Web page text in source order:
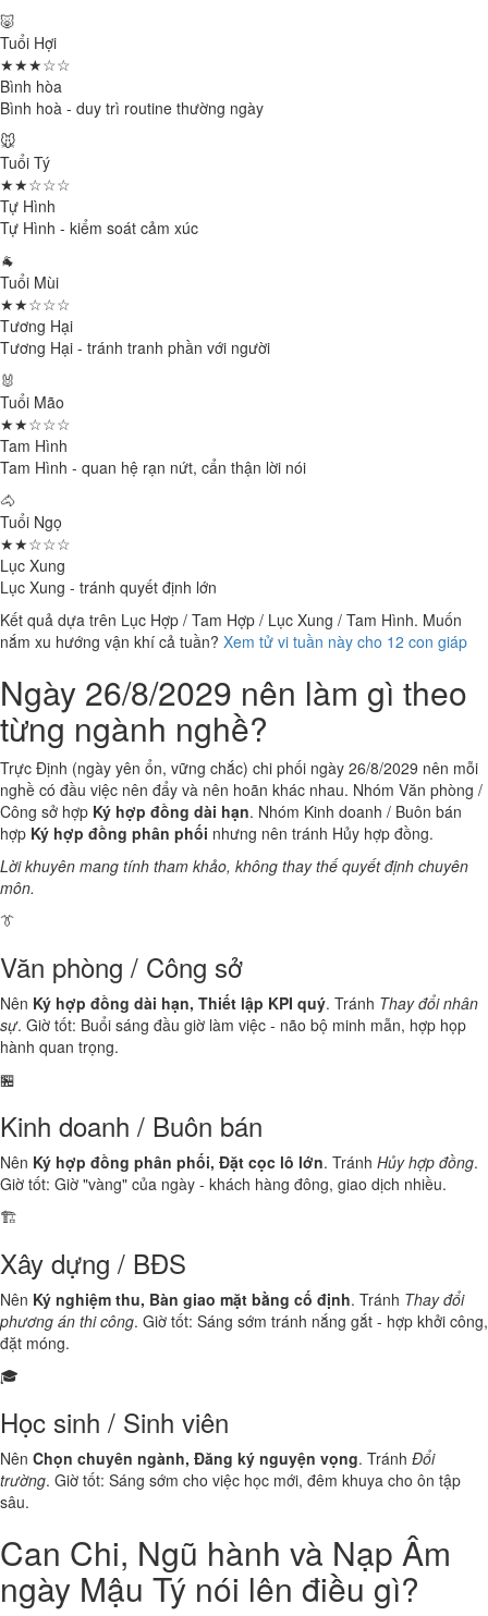
🐷
Tuổi Hợi
★★★☆☆
Bình hòa
Bình hoà - duy trì routine thường ngày
🐭
Tuổi Tý
★★☆☆☆
Tự Hình
Tự Hình - kiểm soát cảm xúc
🐐
Tuổi Mùi
★★☆☆☆
Tương Hại
Tương Hại - tránh tranh phần với người
🐰
Tuổi Mão
★★☆☆☆
Tam Hình
Tam Hình - quan hệ rạn nứt, cẩn thận lời nói
🐴
Tuổi Ngọ
★★☆☆☆
Lục Xung
Lục Xung - tránh quyết định lớn
Kết quả dựa trên Lục Hợp / Tam Hợp / Lục Xung / Tam Hình. Muốn
nắm xu hướng vận khí cả tuần? Xem tử vi tuần này cho 12 con giáp
Ngày 26/8/2029 nên làm gì theo
từng ngành nghề?
Trực Định (ngày yên ổn, vững chắc) chi phối ngày 26/8/2029 nên mỗi
nghề có đầu việc nên đẩy và nên hoãn khác nhau. Nhóm Văn phòng /
Công sở hợp Ký hợp đồng dài hạn. Nhóm Kinh doanh / Buôn bán
hợp Ký hợp đồng phân phối nhưng nên tránh Hủy hợp đồng.
Lời khuyên mang tính tham khảo, không thay thế quyết định chuyên
môn.
👔
Văn phòng / Công sở
Nên Ký hợp đồng dài hạn, Thiết lập KPI quý. Tránh Thay đổi nhân
sự. Giờ tốt: Buổi sáng đầu giờ làm việc - não bộ minh mẫn, hợp họp
hành quan trọng.
🏪
Kinh doanh / Buôn bán
Nên Ký hợp đồng phân phối, Đặt cọc lô lớn. Tránh Hủy hợp đồng.
Giờ tốt: Giờ "vàng" của ngày - khách hàng đông, giao dịch nhiều.
🏗️
Xây dựng / BĐS
Nên Ký nghiệm thu, Bàn giao mặt bằng cố định. Tránh Thay đổi
phương án thi công. Giờ tốt: Sáng sớm tránh nắng gắt - hợp khởi công,
đặt móng.
🎓
Học sinh / Sinh viên
Nên Chọn chuyên ngành, Đăng ký nguyện vọng. Tránh Đổi
trường. Giờ tốt: Sáng sớm cho việc học mới, đêm khuya cho ôn tập
sâu.
Can Chi, Ngũ hành và Nạp Âm
ngày Mậu Tý nói lên điều gì?